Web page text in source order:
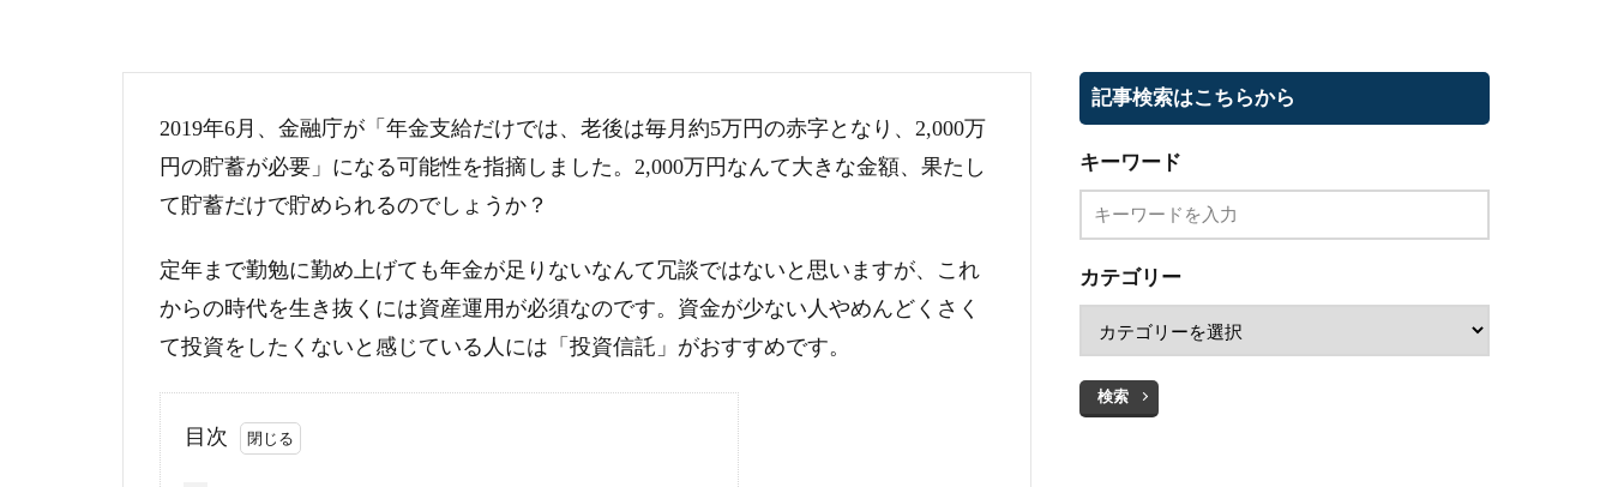
2019年6月、金融庁が「年金支給だけでは、老後は毎月約5万円の赤字となり、2,000万
円の貯蓄が必要」になる可能性を指摘しました。2,000万円なんて大きな金額、果たし
て貯蓄だけで貯められるのでしょうか？
定年まで勤勉に勤め上げても年金が足りないなんて冗談ではないと思いますが、これ
からの時代を生き抜くには資産運用が必須なのです。資金が少ない人やめんどくさく
て投資をしたくないと感じている人には「投資信託」がおすすめです。
目次
記事検索はこちらから
キーワード
カテゴリー
検索